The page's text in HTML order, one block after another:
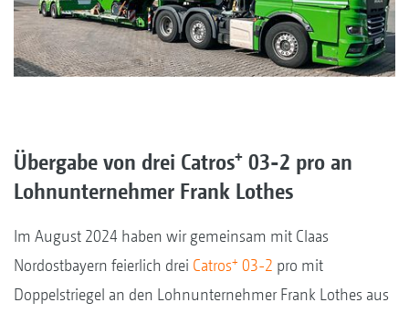
Übergabe von drei Catros+ 03-2 pro an
Lohnunternehmer Frank Lothes
Im August 2024 haben wir gemeinsam mit Claas
Nordostbayern feierlich drei Catros+ 03-2 pro mit
Doppelstriegel an den Lohnunternehmer Frank Lothes aus